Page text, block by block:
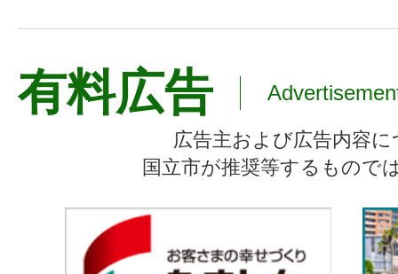
有料広告
広告主および広告内容
国立市が推奨等するもので